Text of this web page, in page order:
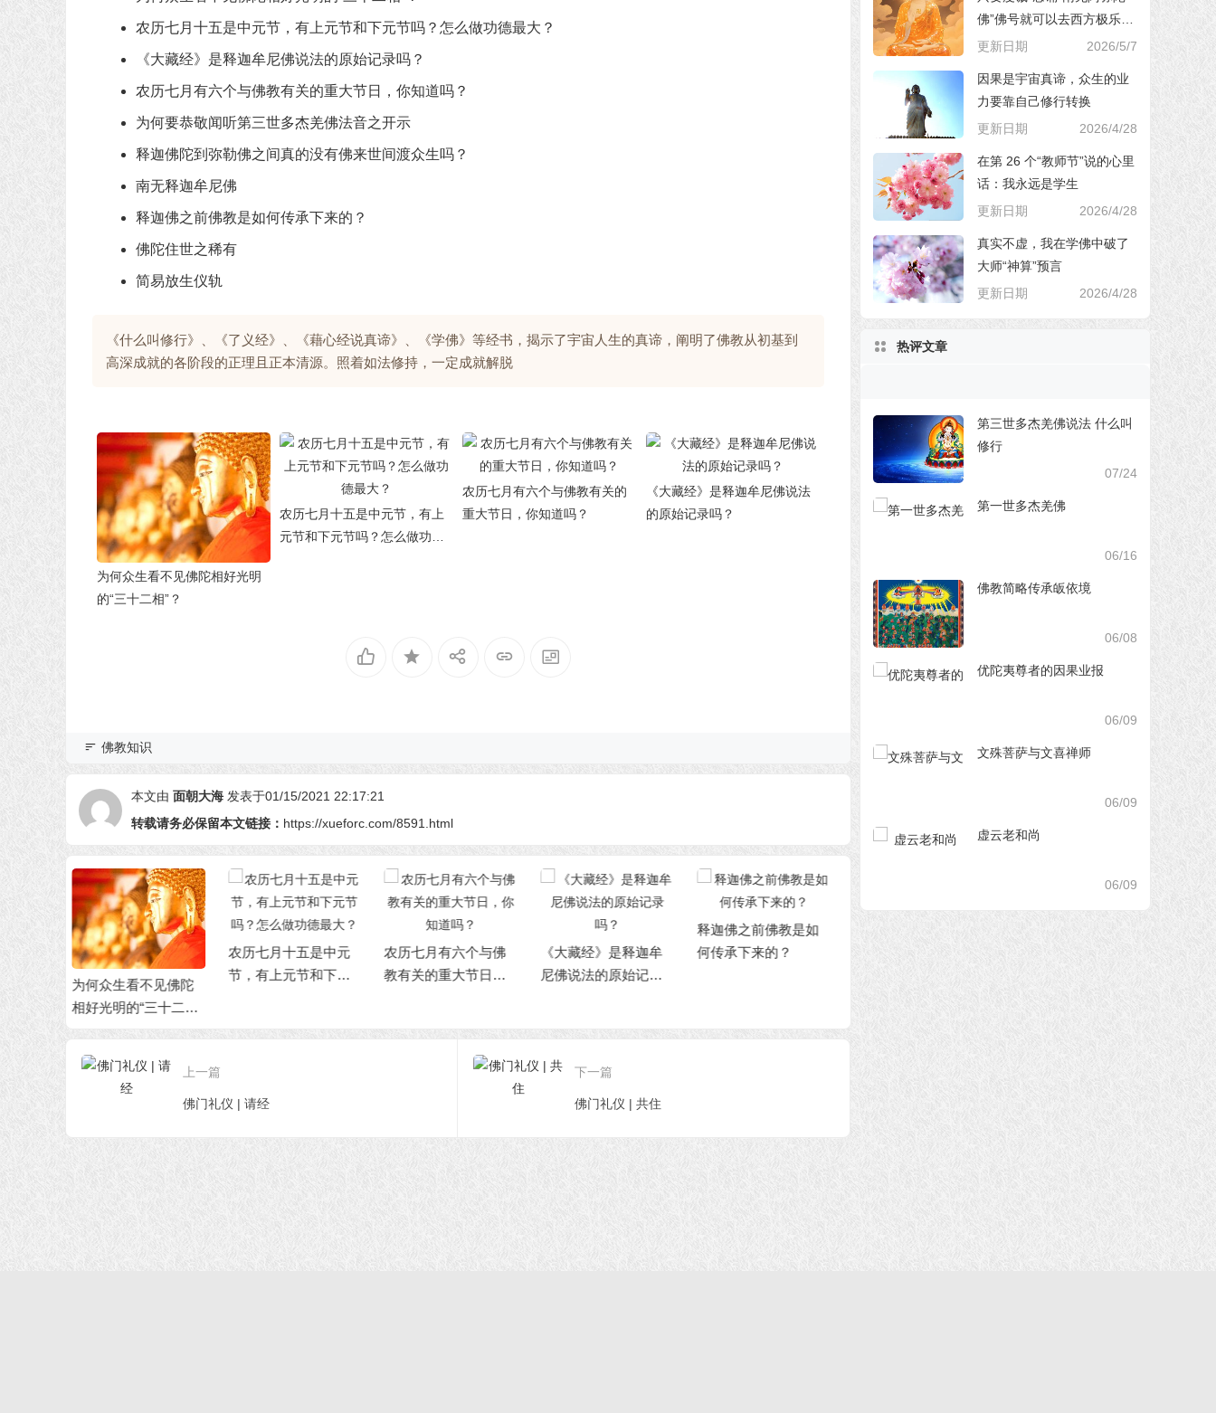
农历七月十五是中元节，有上元节和下元节吗？怎么做功德最大？
《大藏经》是释迦牟尼佛说法的原始记录吗？
农历七月有六个与佛教有关的重大节日，你知道吗？
为何要恭敬闻听第三世多杰羌佛法音之开示
释迦佛陀到弥勒佛之间真的没有佛来世间渡众生吗？
南无释迦牟尼佛
释迦佛之前佛教是如何传承下来的？
佛陀住世之稀有
简易放生仪轨
《什么叫修行》、《了义经》、《藉心经说真谛》、《学佛》等经书，揭示了宇宙人生的真谛，阐明了佛教从初基到
高深成就的各阶段的正理且正本清源。照着如法修持，一定成就解脱
为何众生看不见佛陀相好光明
的“三十二相”？
农历七月十五是中元节，有上
元节和下元节吗？怎么做功德
农历七月有六个与佛教有关的
重大节日，你知道吗？
《大藏经》是释迦牟尼佛说法
的原始记录吗？
佛教知识
本文由 面朝大海 发表于01/15/2021 22:17:21
转载请务必保留本文链接： https://xueforc.com/8591.html
农历七月十五是中元
节，有上元节和下元
节吗？怎么做功德最
农历七月有六个与佛
教有关的重大节日，
《大藏经》是释迦牟
尼佛说法的原始记录
释迦佛之前佛教是如
何传承下来的？
净化—四种对治力 佛陀住世之稀有 南无释迦牟尼佛
上一篇
佛门礼仪 | 请经
下一篇
佛门礼仪 | 共住
佛”佛号就可以去西方极乐世
界，对吗？
更新日期 2026/5/7
因果是宇宙真谛，众生的业
力要靠自己修行转换
更新日期
2026/4/28
在第 26 个“教师节”说的心里
话：我永远是学生
更新日期
2026/4/28
真实不虚，我在学佛中破了
大师“神算”预言
更新日期
2026/4/28
热评文章
第三世多杰羌佛说法 什么叫
修行
07/24
第一世多杰羌佛
06/16
佛教简略传承皈依境
06/08
优陀夷尊者的因果业报
06/09
文殊菩萨与文喜禅师
06/09
虚云老和尚
06/09